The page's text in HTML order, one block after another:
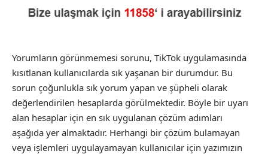
Yorumların görünmemesi sorunu, TikTok uygulamasında
kısıtlanan kullanıcılarda sık yaşanan bir durumdur. Bu
sorun çoğunlukla sık yorum yapan ve şüpheli olarak
değerlendirilen hesaplarda görülmektedir. Böyle bir uyarı
alan hesaplar için en sık uygulanan çözüm adımları
aşağıda yer almaktadır. Herhangi bir çözüm bulamayan
veya işlemleri uygulayamayan kullanıcılar için yazımızın